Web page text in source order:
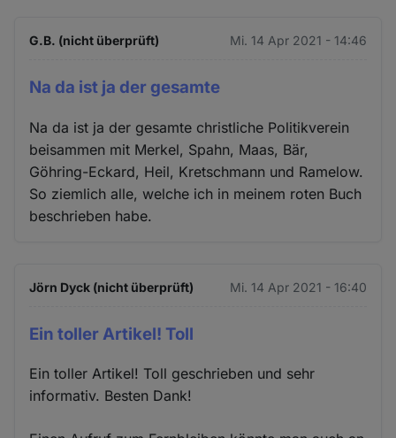
G.B. (nicht überprüft) Mi. 14 Apr 2021 - 14:46
Na da ist ja der gesamte
Na da ist ja der gesamte christliche Politikverein
beisammen mit Merkel, Spahn, Maas, Bär,
Göhring-Eckard, Heil, Kretschmann und Ramelow.
So ziemlich alle, welche ich in meinem roten Buch
beschrieben habe.
Jörn Dyck (nicht überprüft) Mi. 14 Apr 2021 - 16:40
Ein toller Artikel! Toll
Ein toller Artikel! Toll geschrieben und sehr
informativ. Besten Dank!